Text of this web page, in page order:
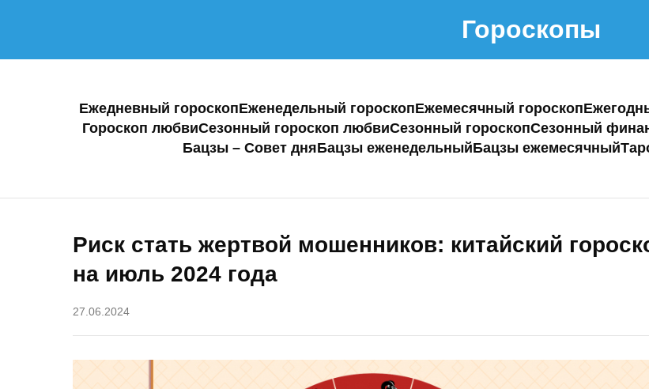
Гороскопы
Ежедневный гороскопЕженедельный гороскопЕжемесячный гороскоп
Гороскоп любвиСезонный гороскоп любвиСезонный гороскопСезонный
Бацзы – Совет дняБацзы еженедельныйБацзы ежемесячный
Риск стать жертвой мошенников: китайский
на июль 2024 года
27.06.2024